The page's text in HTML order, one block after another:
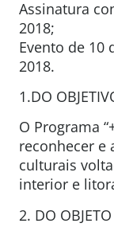
Assinatura
2018;
Evento de 10
2018.
1.DO
O Programa
reconhecer e
culturais
interior e
2. DO OBJETO